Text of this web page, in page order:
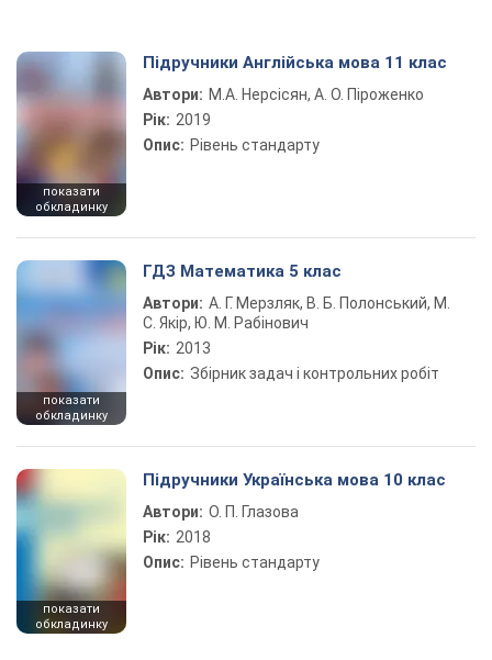
показати
обкладинку
Підручники Англійська мова 11 клас
Автори: М.А. Нерсісян, А. О. Піроженко
Рік: 2019
Опис: Рівень стандарту
показати
обкладинку
ГДЗ Математика 5 клас
Автори: А. Г. Мерзляк, В. Б. Полонський, М.
С. Якір, Ю. М. Рабінович
Рік: 2013
Опис: Збірник задач і контрольних робіт
показати
обкладинку
Підручники Українська мова 10 клас
Автори: О. П. Глазова
Рік: 2018
Опис: Рівень стандарту